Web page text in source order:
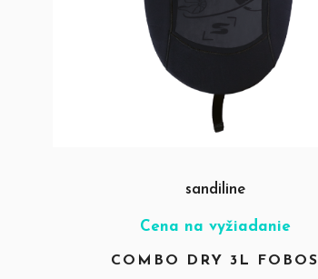
sandiline
Cena na vyžiadanie
COMBO DRY 3L FOBOS